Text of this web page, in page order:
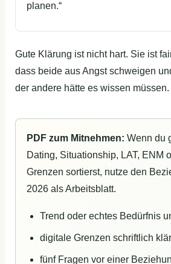
planen.“
Gute Klärung ist nicht hart. Sie ist
dass beide aus Angst schweigen
der andere hätte es wissen müssen.
PDF zum Mitnehmen: Wenn du
Dating, Situationship, LAT, ENM
Grenzen sortierst, nutze den
2026 als Arbeitsblatt.
Trend oder echtes Bedürfnis
digitale Grenzen schriftlich
fünf Fragen vor einer